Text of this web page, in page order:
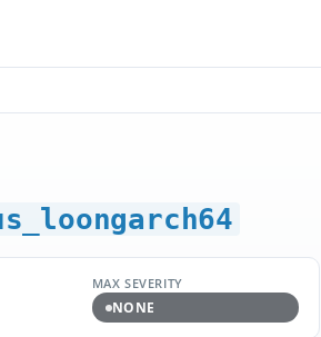
MAX SEVERITY
NONE